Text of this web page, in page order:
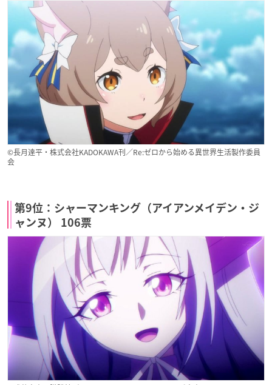
©長月達平・株式会社KADOKAWA刊／Re:ゼロから始める異世界生活製作委員
会
第9位：シャーマンキング（アイアンメイデン・ジ
ャンヌ） 106票